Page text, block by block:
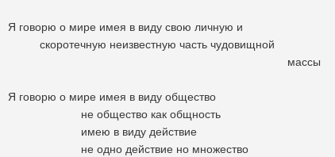
Я говорю о мире имея в виду свою личную и
скоротечную неизвестную часть чудовищной
массы
Я говорю о мире имея в виду общество
не общество как общность
имею в виду действие
не одно действие но множество